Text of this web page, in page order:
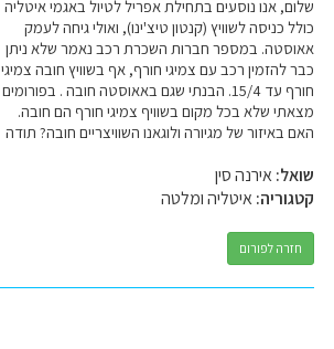
שלום, אנו נוסעים בתחילת אפריל לטיול באגמי איטליה
כולל כניסה לשוויץ (קנטון טיצ'ינו), ואולי גיחה לעמק
אאוסטה. במספר חברות השכרת רכב נאמר שלא ניתן
כבר להזמין רכב עם צמיגי חורף, אף בשוויץ חובה צמיגי
חורף עד 15/4. הבנתי שגם באאוסטה חובה . בפורומים
מצאתי שלא בכל מקום בשוויף צמיגי חורף הם חובה.
האם באיזור של מגיורה ולוגאנו השוויצריים חובה? תודה
שואל:אירנה סין
קטגוריה:איטליה ומלטה
חזרה לפורום